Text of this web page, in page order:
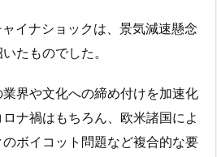
イナショックは、景気減速懸念
たものでした。
界や文化への締め付けを加速化
ナ禍はもちろん、欧米諸国によ
ボイコット問題など複合的な要